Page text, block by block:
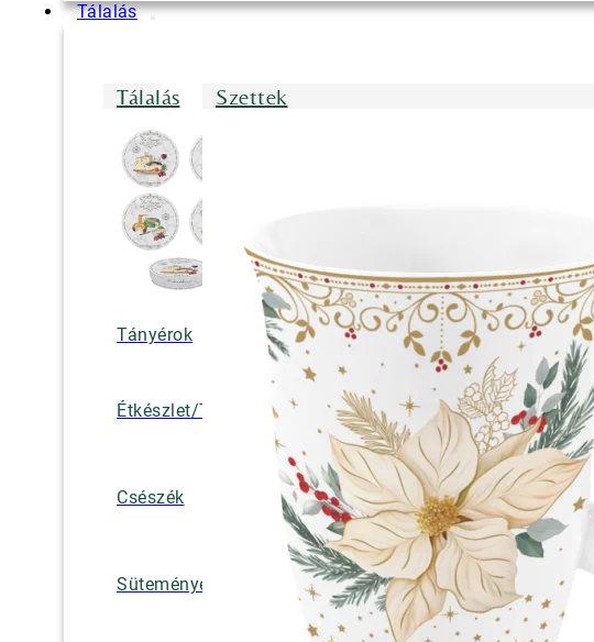
Tálalás
Tálalás
Tányérok Tálak/Tálcák/Tálalóedények
Étkészlet/Tányérkészlet Bögrék
Csészék
Teáskannák, kancsók,
tejkiöntők, cukortartók
Süteményes és tortatálak Pohár / tányéralátétek
Szettek